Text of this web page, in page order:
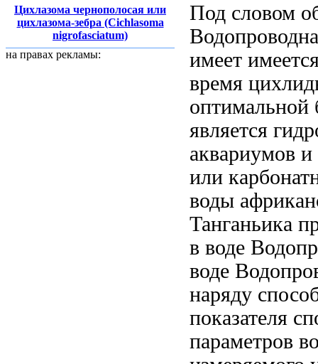
Цихлазома чернополосая или
цихлазома-зебра (Cichlasoma
nigrofasciatum)
на правах рекламы:
Под словом
имеет
время
оптимальной
является
аквариумов и
или
воды
Танганьика
в воде
воде
наряду
показателя
параметров